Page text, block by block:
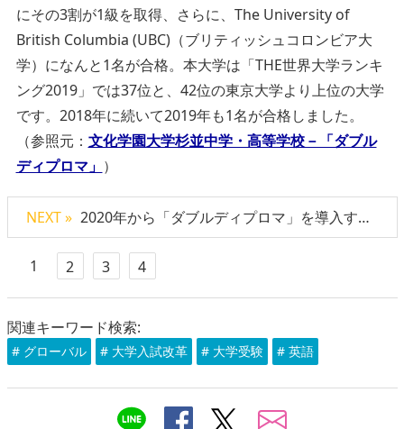
にその3割が1級を取得、さらに、The University of
British Columbia (UBC)（ブリティッシュコロンビア大
学）になんと1名が合格。本大学は「THE世界大学ランキ
ング2019」では37位と、42位の東京大学より上位の大学
です。2018年に続いて2019年も1名が合格しました。
（参照元： 文化学園大学杉並中学・高等学校－「ダブル
ディプロマ」 ）
NEXT » 2020年から「ダブルディプロマ」を導入する3校
1 2 3 4
関連キーワード検索:
# グローバル # 大学入試改革 # 大学受験 # 英語